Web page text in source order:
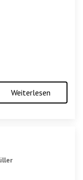
Weiterlesen